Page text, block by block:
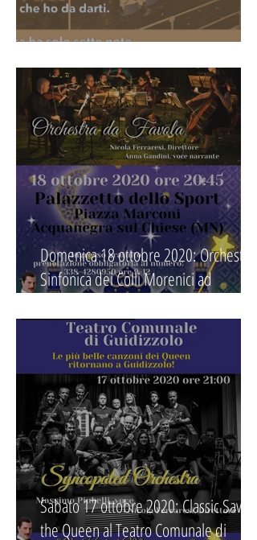
Domenica 18 ottobre 2020: Orchestra
Sinfonica dei Colli Morenici ad
Sabato 17 ottobre 2020: Classic Save
the Queen al Teatro Comunale di